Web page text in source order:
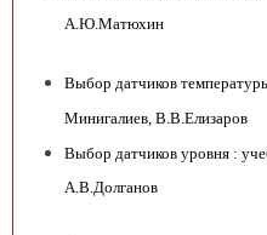
А.Ю.Матюхин
Выбор датчиков
Минигалиев, В.В.Елизаров
Выбор датчиков уровня :
А.В.Долганов